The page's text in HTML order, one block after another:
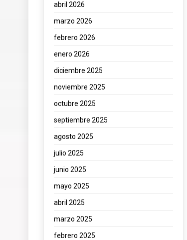
abril 2026
marzo 2026
febrero 2026
enero 2026
diciembre 2025
noviembre 2025
octubre 2025
septiembre 2025
agosto 2025
julio 2025
junio 2025
mayo 2025
abril 2025
marzo 2025
febrero 2025